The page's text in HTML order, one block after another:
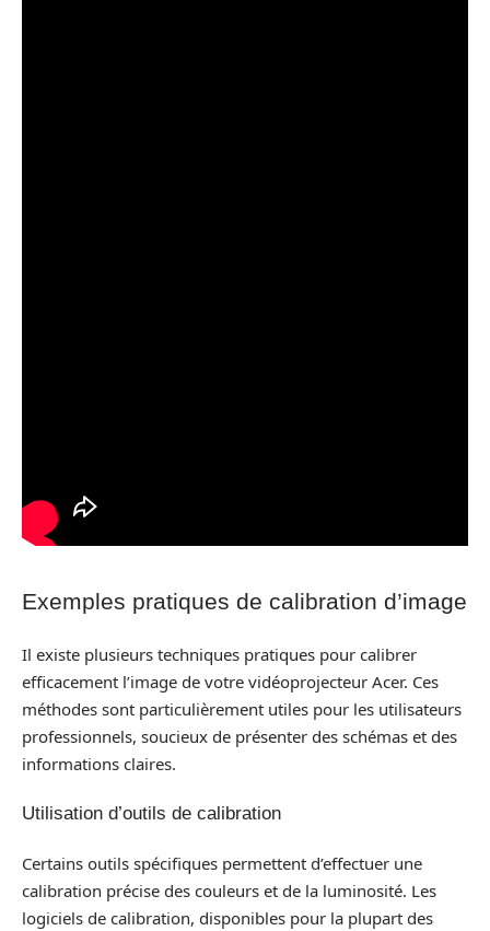
Exemples pratiques de calibration d’image
Il existe plusieurs techniques pratiques pour calibrer
efficacement l’image de votre vidéoprojecteur Acer. Ces
méthodes sont particulièrement utiles pour les utilisateurs
professionnels, soucieux de présenter des schémas et des
informations claires.
Utilisation d’outils de calibration
Certains outils spécifiques permettent d’effectuer une
calibration précise des couleurs et de la luminosité. Les
logiciels de calibration, disponibles pour la plupart des